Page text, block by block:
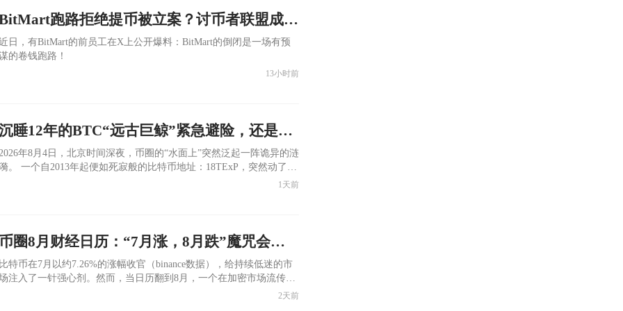
BitMart跑路拒绝提币被立案？讨币者联盟成立：还钱！
日，有BitMart的前员工在X上公开爆料：BitMart的倒闭是一场有预
的卷钱跑路！
13小时前
沉睡12年的BTC“远古巨鲸”紧急避险，还是遭遇猎杀？Coldcard漏洞真相：你的私钥正被AI暴力破解
年8月4日，北京时间深夜，币圈的“水面上”突然泛起一阵诡异的涟
2013年起便如死寂般的比特币地址：18TExP，突然动了起
。500枚比特币（价值约3130万美元）在区块确认的瞬间被转移。这
1天前
币圈8月财经日历：“7月涨，8月跌”魔咒会再现吗？BTC是“5”OR“4”开头？
特币在7月以约7.26%的涨幅收官（binance数据），给持续低迷的市
注入了一针强心剂。然而，当日历翻到8月，一个在加密市场流传已
的“魔咒”开始浮现——8月，是比特币历史上表现最差的月份之一。
2天前